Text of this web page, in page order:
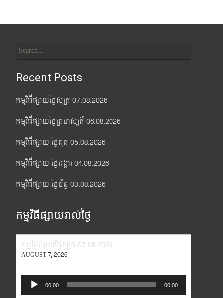
for:
Recent Posts
កម្មវិធីផ្សាយថ្ងៃសុក្រ 07.08.2026
កម្មវិធីផ្សាយថ្ងៃព្រហស្បតិ៍ 06.08.2026
កម្មវិធីផ្សាយ ថ្ងៃពុធ 05.08.2026
កម្មវិធីផ្សាយ ថ្ងៃអង្គារ 04.08.2026
កម្មវិធីផ្សាយ ថ្ងៃច័ន្ទ 03.08.2026
កម្មវិធីផ្សាយរាល់ថ្ងៃ
កម្មវិធីផ្សាយថ្ងៃសុក្រ 07.08.2026
AUGUST 7, 2026
Audio
Player
00:00 00:00